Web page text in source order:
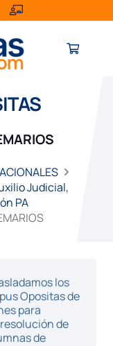
Judicial,
PA
los
Opositas de
para
de
de